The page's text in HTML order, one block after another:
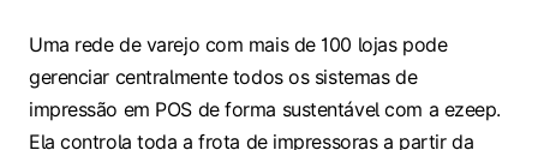
Uma rede de varejo com mais de 100 lojas pode
gerenciar centralmente todos os sistemas de
impressão em POS de forma sustentável com a ezeep.
Ela controla toda a frota de impressoras a partir da